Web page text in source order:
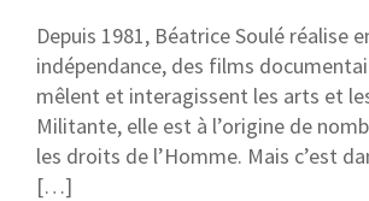
Depuis 1981, Béatrice Soulé réalise
indépendance, des films
mêlent et interagissent les arts et
Militante, elle est à l’origine de
les droits de l’Homme. Mais c’est
[…]